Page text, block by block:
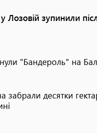
у Лозовій зупинили
"Бандероль" на
забрали десятки